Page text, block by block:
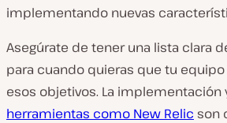
implementando nuevas
Asegúrate de tener una lista clara
para cuando quieras que tu
esos objetivos. La implementación
herramientas como New Relic son